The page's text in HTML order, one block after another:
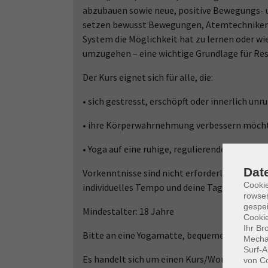
abzubauen sowie neue, positive
setzen bewusst Bewegungen,
System die Möglichkeit hat zu lernen oder
umzugehen – eine wichtige Grundlage für
Der Kurs eignet sich für alle, die:
• sich gestresst, erschöpft oder innerlich
• ihre Körperwahrnehmung verbessern
• Yoga auf eine ruhige, regulierende Weise
Vorkenntnisse sind nicht erforderlich. Alle
individuelles Tempo und deine Tagesform
Mindestalter: 18 Jahre
Bitte an eine Yogamatte, bequeme Kleidung
Es handelt sich um einen Kurs/Workshop
Ihr
Surf-
von